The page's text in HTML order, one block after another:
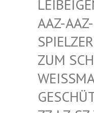
GENER
Z-SPIELZ
HUTZ –
GISCH
ZT -CZ-